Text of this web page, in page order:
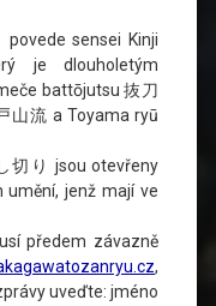
sensei Kinji
je dlouholetým
battōjutsu 抜刀
山流 a Toyama ryū
切り jsou otevřeny
umění, jenž mají ve
předem závazně
,
uveďte: jméno